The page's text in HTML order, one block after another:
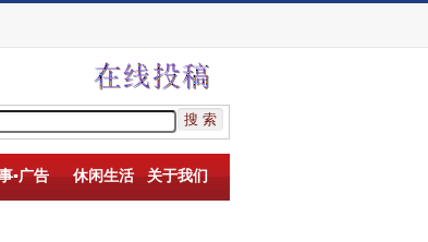
▪广告 休闲生活 关于我们